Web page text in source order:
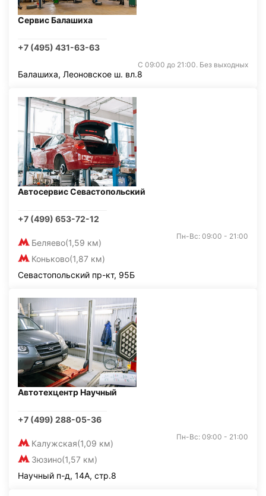
Сервис Балашиха
+7 (495) 431-63-63
С 09:00 до 21:00. Без выходных
Балашиха, Леоновское ш. вл.8
Автосервис Севастопольский
+7 (499) 653-72-12
Беляево(1,59 км)
Коньково(1,87 км)
Пн-Вс: 09:00 - 21:00
Севастопольский пр-кт, 95Б
Автотехцентр Научный
+7 (499) 288-05-36
Калужская(1,09 км)
Зюзино(1,57 км)
Пн-Вс: 09:00 - 21:00
Научный п-д, 14А, стр.8